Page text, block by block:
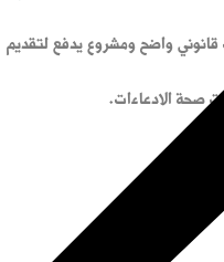
واضح ومشروع يدفع لتقديم
صحة الادعاءات.